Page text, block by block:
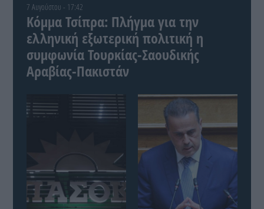
7 Αυγούστου - 17:42
Κόμμα Τσίπρα: Πλήγμα για την
ελληνική εξωτερική πολιτική η
συμφωνία Τουρκίας-Σαουδικής
Αραβίας-Πακιστάν